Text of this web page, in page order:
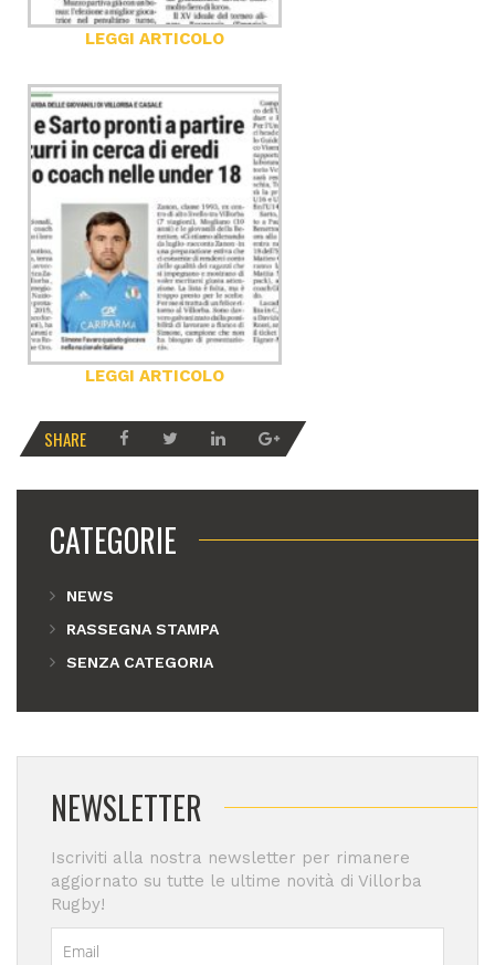
LEGGI ARTICOLO
LEGGI ARTICOLO
SHARE
CATEGORIE
NEWS
RASSEGNA STAMPA
SENZA CATEGORIA
NEWSLETTER
Iscriviti alla nostra newsletter per rimanere
aggiornato su tutte le ultime novità di Villorba
Rugby!